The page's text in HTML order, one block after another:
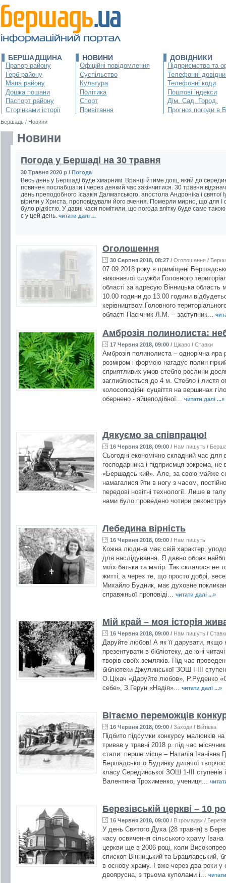
БЕРШАДЩИНА
Прапор району
Герб району
Мапа району
Дошка пошани
Паспорт району
Сторінками історії
НОВИНИ
Офіційні повідомлення
Суспільство
Культура
Політика
Спорт
Привітання
ДОВІДНИКИ
Підприємства та
Телефонні
Телефонні коди
Поштові індекси
Дім. Сад. Город.
Прогноз погоди в
Бершадь / Новини
Новини
Погода у Бершаді на 30 травня
30 Травня 2020 р / Погода
Весь день у Бершаді буде хмарним. Вранці йтиме дощ, який до
повинен послабшати і через деякий час закінчитися. 30 травня
день преподобного Ісаакія Далматського, апостола Андроніка і святої
вірили у Христа, проповідували його вчення. Померли мирно, що для І
було рідкістю. У давні часи помітили, що погода влітку буде саме
є у цей день. читати далі ...
Оголошення
30 Серпня 2018, 08:27 / Оголошення /
07.09.2018 року в приміщені
виконавчої служби Головного
області за адресую Вінницька
10.00 години до 13.00 години
керівництвом Головного
області Пасічник Л.М. – заступник...
Амброзія полинолиста:
17 Червня 2018, 09:00 / Цікаво / Ставки
Амброзія полинолиста – однорічна
розміром і формою нагадує полин
сприятливих умов стебло рослини
заглиблюється до 4 м. Стебло і листя
колосоподібні суцвіття на вершинах
обернено - яйцеподібної... читати далі ...»
Дякуємо за співпрацю!
16 Червня 2018, 09:00 / Нам пишуть /
Сьогодні економічно складний час для
господарника і підприємця зокрема, не
«Бершадсь кий». Але, за свою майже
намагалися йти в ногу з часом,
передові новітні технології. Лише в
нами було проведено чотири
Лебедина вірність
16 Червня 2018, 09:00 / Нам пишуть
Кожна людина має свій характер,
для наслідування. Я давно обрав
моїх батька та матір. Так склалося не
житті, а через те, що просто добрі,
Михайло Будник, має духовне
справжньої проповіді... читати далі ...»
Мій край – моя історія
16 Червня 2018, 09:00 / Нам пишуть /
Даруйте любов! А як її дарувати,
презентувати в бібліотеку, де юні
творів своїх земляків. Під час
бібліотеки Джулинської ЗОШ І-ІІІ
О.Ціхач «Даруйте любов», Р.Руденко
себе», З.Герун «Надія»... читати далі ...»
Вітаємо переможців
16 Червня 2018, 09:00 / Заходи / Війтівка
Підбито підсумки конкурсу малюнків
тривав у травні 2018 р. під час
стали: перше місце – Наталія Іванівна
Бершадського Будинку дитячої
класу Серединської ЗОШ 1-ІІІ
Валентина Трохименко, учениця...
Березівській церкві – 10
16 Червня 2018, 09:00 / В громадах /
У день Святого Духа (28 травня) в
часу освячення сільського храму
церкви ще в 2006 році, коли
єпископ Вінницький та Брацлавський,
в основу храму. І вже через два роки у
двоярусна, з трьома куполами і...